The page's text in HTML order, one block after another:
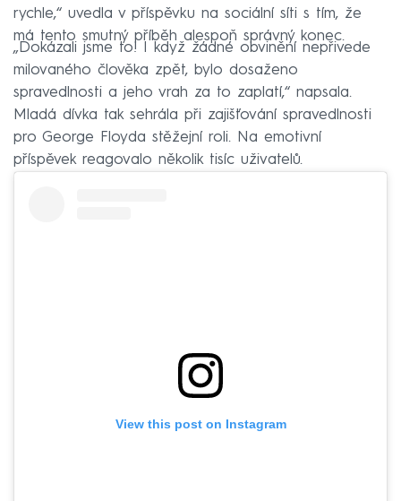
rychle,“ uvedla v příspěvku na sociální síti s tím, že
má tento smutný příběh alespoň správný konec.
„Dokázali jsme to! I když žádné obvinění nepřivede
milovaného člověka zpět, bylo dosaženo
spravedlnosti a jeho vrah za to zaplatí,“ napsala.
Mladá dívka tak sehrála při zajišťování spravedlnosti
pro George Floyda stěžejní roli. Na emotivní
příspěvek reagovalo několik tisíc uživatelů.
View this post on Instagram